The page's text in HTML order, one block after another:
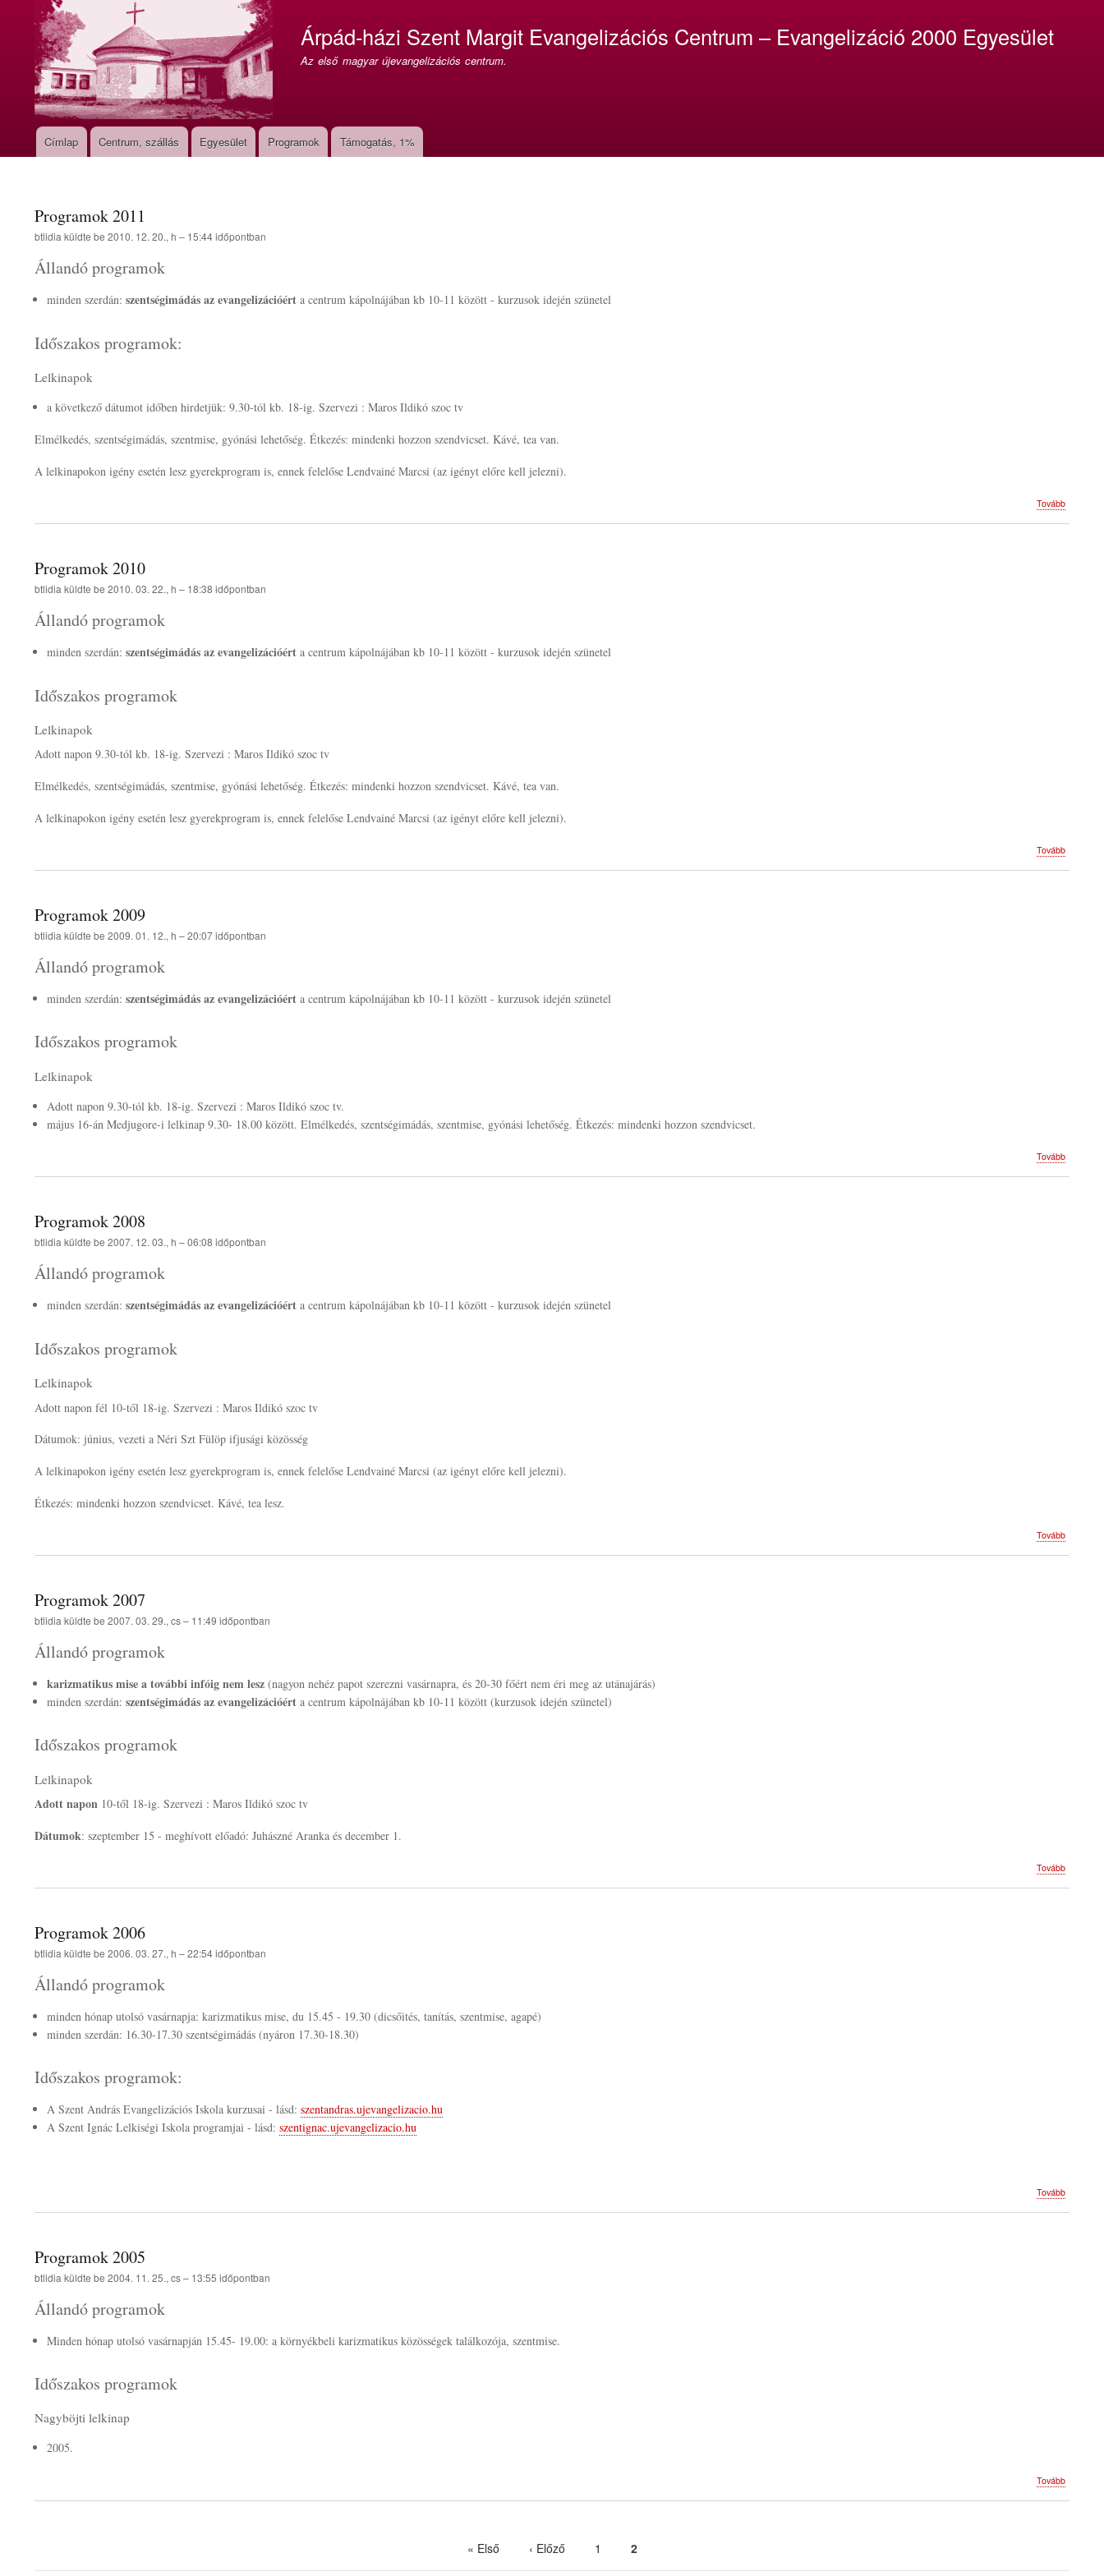
tartalomra
Árpád-házi Szent Margit Evangelizációs Centrum – Evangelizáció 2000 Egyesület
Az első magyar újevangelizációs centrum.
Címlap Centrum, szállás Egyesület Programok Támogatás, 1%
Programok 2011
btlidia küldte be 2010. 12. 20., h – 15:44időpontban
Állandó programok
minden szerdán: szentségimádás az evangelizációért a centrum kápolnájában kb 10-11 között - kurzusok idején szünetel
Időszakos programok:
Lelkinapok
a következő dátumot időben hirdetjük: 9.30-tól kb. 18-ig. Szervezi : Maros Ildikó szoc tv
Elmélkedés, szentségimádás, szentmise, gyónási lehetőség. Étkezés: mindenki hozzon szendvicset. Kávé, tea van.
A lelkinapokon igény esetén lesz gyerekprogram is, ennek felelőse Lendvainé Marcsi (az igényt előre kell jelezni).
Tovább
Programok 2010
btlidia küldte be 2010. 03. 22., h – 18:38 időpontban
Állandó programok
minden szerdán: szentségimádás az evangelizációért a centrum kápolnájában kb 10-11 között - kurzusok idején szünetel
Időszakos programok
Lelkinapok
Adott napon 9.30-tól kb. 18-ig. Szervezi : Maros Ildikó szoc tv
Elmélkedés, szentségimádás, szentmise, gyónási lehetőség. Étkezés: mindenki hozzon szendvicset. Kávé, tea van.
A lelkinapokon igény esetén lesz gyerekprogram is, ennek felelőse Lendvainé Marcsi (az igényt előre kell jelezni).
Tovább
Programok 2009
btlidia küldte be 2009. 01. 12., h – 20:07időpontban
Állandó programok
minden szerdán: szentségimádás az evangelizációért a centrum kápolnájában kb 10-11 között - kurzusok idején szünetel
Időszakos programok
Lelkinapok
Adott napon 9.30-tól kb. 18-ig. Szervezi : Maros Ildikó szoc tv.
május 16-án Medjugore-i lelkinap 9.30- 18.00 között. Elmélkedés, szentségimádás, szentmise, gyónási lehetőség. Étkezés: mindenki hozzon szendvicset.
Tovább
Programok 2008
btlidia küldte be 2007. 12. 03., h – 06:08 időpontban
Állandó programok
minden szerdán: szentségimádás az evangelizációért a centrum kápolnájában kb 10-11 között - kurzusok idején szünetel
Időszakos programok
Lelkinapok
Adott napon fél 10-től 18-ig. Szervezi : Maros Ildikó szoc tv
Dátumok: június, vezeti a Néri Szt Fülöp ifjusági közösség
A lelkinapokon igény esetén lesz gyerekprogram is, ennek felelőse Lendvainé Marcsi (az igényt előre kell jelezni).
Étkezés: mindenki hozzon szendvicset. Kávé, tea lesz.
Tovább
Programok 2007
btlidia küldte be 2007. 03. 29., cs – 11:49 időpontban
Állandó programok
karizmatikus mise a további infóig nem lesz (nagyon nehéz papot szerezni vasárnapra, és 20-30 főért nem éri meg az utánajárás)
minden szerdán: szentségimádás az evangelizációért a centrum kápolnájában kb 10-11 között (kurzusok idején szünetel)
Időszakos programok
Lelkinapok
Adott napon 10-től 18-ig. Szervezi : Maros Ildikó szoc tv
Dátumok: szeptember 15 - meghívott előadó: Juhászné Aranka és december 1.
Tovább
Programok 2006
btlidia küldte be 2006. 03. 27., h – 22:54időpontban
Állandó programok
minden hónap utolsó vasárnapja: karizmatikus mise, du 15.45 - 19.30 (dicsőités, tanítás, szentmise, agapé)
minden szerdán: 16.30-17.30 szentségimádás (nyáron 17.30-18.30)
Időszakos programok:
A Szent András Evangelizációs Iskola kurzusai - lásd: szentandras.ujevangelizacio.hu
A Szent Ignác Lelkiségi Iskola programjai - lásd: szentignac.ujevangelizacio.hu
Tovább
Programok 2005
btlidia küldte be 2004. 11. 25., cs – 13:55 időpontban
Állandó programok
Minden hónap utolsó vasárnapján 15.45- 19.00: a környékbeli karizmatikus közösségek találkozója, szentmise.
Időszakos programok
Nagyböjti lelkinap
2005.
Tovább
Első
« Első Előző
‹ Előző Page
1 Page
2